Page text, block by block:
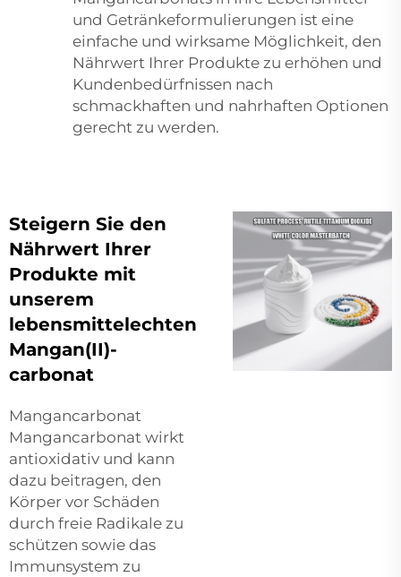
und Getränkeformulierungen ist eine
einfache und wirksame Möglichkeit, den
Nährwert Ihrer Produkte zu erhöhen und
Kundenbedürfnissen nach
schmackhaften und nahrhaften Optionen
gerecht zu werden.
Steigern Sie den
Nährwert Ihrer
Produkte mit
unserem
lebensmittelechten
Mangan(II)-
carbonat
Mangancarbonat
Mangancarbonat wirkt
antioxidativ und kann
dazu beitragen, den
Körper vor Schäden
durch freie Radikale zu
schützen sowie das
Immunsystem zu